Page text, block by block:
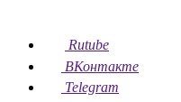
Rutube
ВКонтакте
Telegram